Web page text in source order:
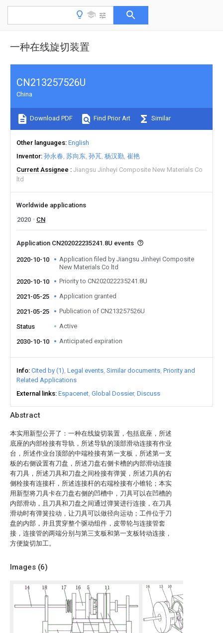
一种在线旋切装置
Abstract
本实用新型公开了：一种在线旋切装置，包括底座，所述
底座的内部栓接有导轨，所述导轨的顶部滑动连接有作业
台，所述作业台顶部的中端栓接有第一支板，所述第一支
板的右侧设置有刀盘，所述刀盘右侧卡槽的内部滑动连接
有刀具，所述刀具和刀盘之间栓接有弹簧，所述刀具的右
侧栓接有连接杆，所述连接杆的右端栓接有小锥轮；本实
用新型将刀具卡在刀盘右侧的凹槽中，刀具可以在凹槽的
内部滑动，且刀具和刀盘之间通过弹簧进行连接，在刀具
滑动时有弹簧拉动，让刀具可以做径向运动；工件位于刀
盘的内部，并且贯穿整个驱动组件，皮带轮与连接管套
接，连接管的两端分别与第三支板和第一支板转动连接，
方便旋切加工。
Images (6)
CN213257526U
China
Download PDF Find Prior Art Similar
Other languages English
Inventor 孙永春 苏向东 孙芃 杨汉勤 崔艳
Current Assignee
Jiangsu Jinheyi Composite New Materials Co
ltd
Worldwide applications
2020
CN
Application CN202022235241.8U events
2020-10-10
Application filed by Jiangsu Jinheyi Composite
New Materials Co ltd
2020-10-10
Priority to CN202022235241.8U
2021-05-25 Application granted
2021-05-25 Publication of CN213257526U
Status Active
2030-10-10 Anticipated expiration
Info Cited by (1) Legal events Similar documents Priority and
Related Applications
External links Espacenet Global Dossier Discuss